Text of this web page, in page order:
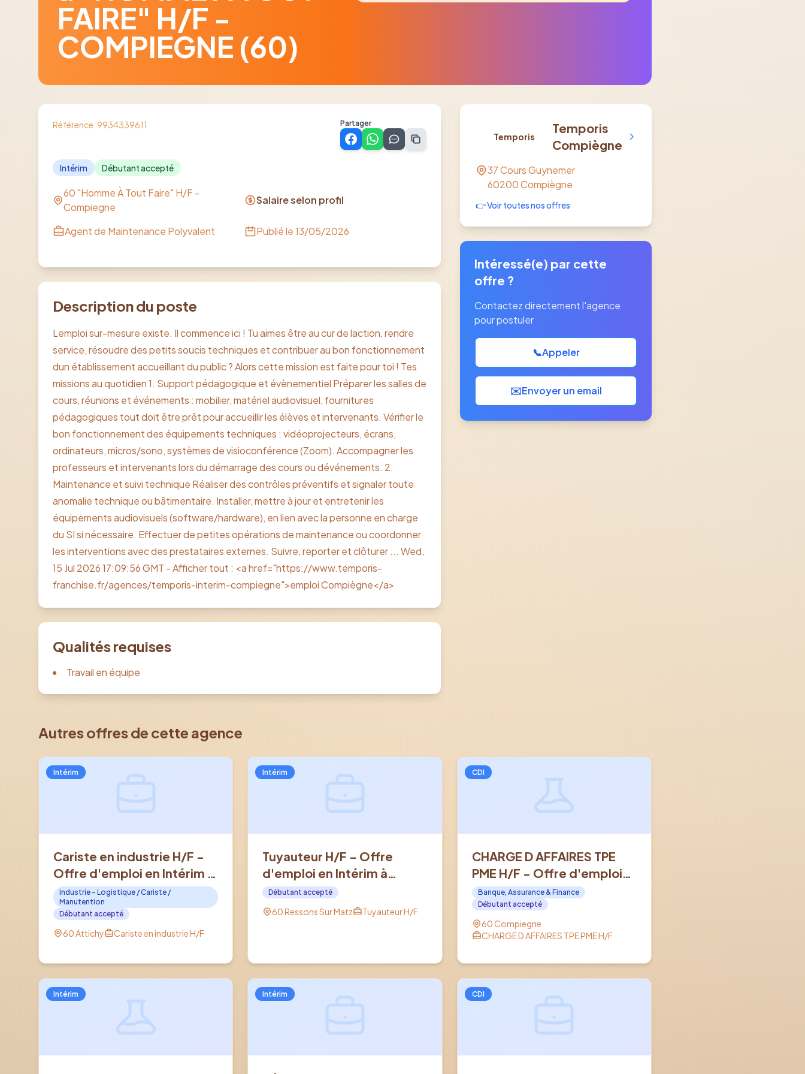
FAIRE" H/F -
COMPIEGNE (60)
Référence: 9934339611 Partager
Intérim Débutant accepté
60 "Homme À Tout Faire" H/F -
Compiegne
Salaire selon profil
Agent de Maintenance Polyvalent Publié le13/05/2026
Description du poste
Lemploi sur-mesure existe. Il commence ici ! Tu aimes être au cur de laction, rendre
service, résoudre des petits soucis techniques et contribuer au bon fonctionnement
dun établissement accueillant du public ? Alors cette mission est faite pour toi ! Tes
missions au quotidien 1. Support pédagogique et évènementiel Préparer les salles de
cours, réunions et événements : mobilier, matériel audiovisuel, fournitures
pédagogiques tout doit être prêt pour accueillir les élèves et intervenants. Vérifier le
bon fonctionnement des équipements techniques : vidéoprojecteurs, écrans,
ordinateurs, micros/sono, systèmes de visioconférence (Zoom). Accompagner les
professeurs et intervenants lors du démarrage des cours ou dévénements. 2.
Maintenance et suivi technique Réaliser des contrôles préventifs et signaler toute
anomalie technique ou bâtimentaire. Installer, mettre à jour et entretenir les
équipements audiovisuels (software/hardware), en lien avec la personne en charge
du SI si nécessaire. Effectuer de petites opérations de maintenance ou coordonner
les interventions avec des prestataires externes. Suivre, reporter et clôturer ... Wed,
15 Jul 2026 17:09:56 GMT - Afficher tout : <a href="https://www.temporis-
franchise.fr/agences/temporis-interim-compiegne">emploi Compiègne</a>
Qualités requises
Travail en équipe
Temporis
Temporis
Compiègne
37 Cours Guynemer
60200Compiègne
👉 Voir toutes nos offres
Intéressé(e) par cette
offre ?
Contactez directement l'agence
pour postuler
📞Appeler
✉️Envoyer un email
Autres offres de cette agence
Intérim
Cariste en industrie H/F -
Offre d'emploi en Intérim à
ATTICHY (60)
Industrie - Logistique / Cariste /
Manutention
Débutant accepté
60 Attichy Cariste en industrie H/F
Intérim
Tuyauteur H/F - Offre
d'emploi en Intérim à
RESSONS SUR MATZ (60)
Débutant accepté
60 Ressons Sur Matz Tuyauteur H/F
CDI
CHARGE D AFFAIRES TPE
PME H/F - Offre d'emploi
en CDI à COMPIEGNE (60)
Banque, Assurance & Finance
Débutant accepté
60 Compiegne
CHARGE D AFFAIRES TPE PME H/F
Intérim Intérim CDI